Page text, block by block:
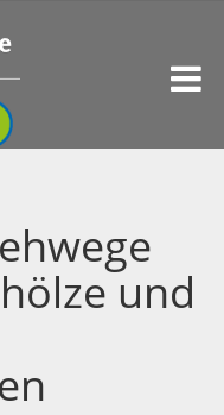
und